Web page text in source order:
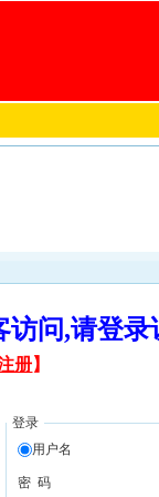
访问,请登
册】
登录
用户名
密 码